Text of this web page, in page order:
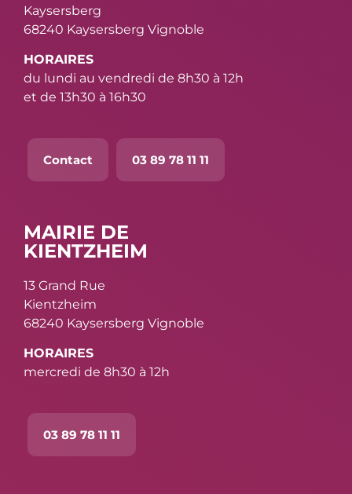
Kaysersberg
68240 Kaysersberg Vignoble
HORAIRES
du lundi au vendredi de 8h30 à 12h
et de 13h30 à 16h30
Contact 03 89 78 11 11
MAIRIE DE
KIENTZHEIM
13 Grand Rue
Kientzheim
68240 Kaysersberg Vignoble
HORAIRES
mercredi de 8h30 à 12h
03 89 78 11 11